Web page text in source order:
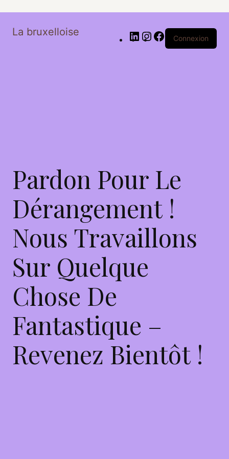
La bruxelloise Connexion
Pardon Pour Le
Dérangement !
Nous Travaillons
Sur Quelque
Chose De
Fantastique –
Revenez Bientôt !